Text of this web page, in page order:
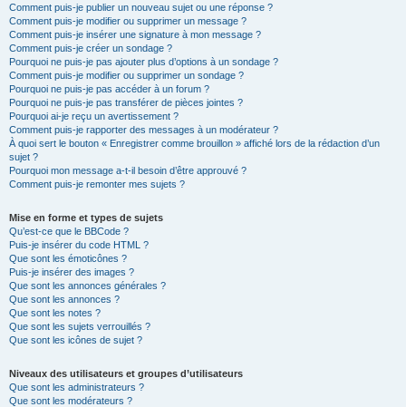
Comment puis-je publier un nouveau sujet ou une réponse ?
Comment puis-je modifier ou supprimer un message ?
Comment puis-je insérer une signature à mon message ?
Comment puis-je créer un sondage ?
Pourquoi ne puis-je pas ajouter plus d’options à un sondage ?
Comment puis-je modifier ou supprimer un sondage ?
Pourquoi ne puis-je pas accéder à un forum ?
Pourquoi ne puis-je pas transférer de pièces jointes ?
Pourquoi ai-je reçu un avertissement ?
Comment puis-je rapporter des messages à un modérateur ?
À quoi sert le bouton « Enregistrer comme brouillon » affiché lors de la rédaction d’un
sujet ?
Pourquoi mon message a-t-il besoin d’être approuvé ?
Comment puis-je remonter mes sujets ?
Mise en forme et types de sujets
Qu’est-ce que le BBCode ?
Puis-je insérer du code HTML ?
Que sont les émoticônes ?
Puis-je insérer des images ?
Que sont les annonces générales ?
Que sont les annonces ?
Que sont les notes ?
Que sont les sujets verrouillés ?
Que sont les icônes de sujet ?
Niveaux des utilisateurs et groupes d’utilisateurs
Que sont les administrateurs ?
Que sont les modérateurs ?